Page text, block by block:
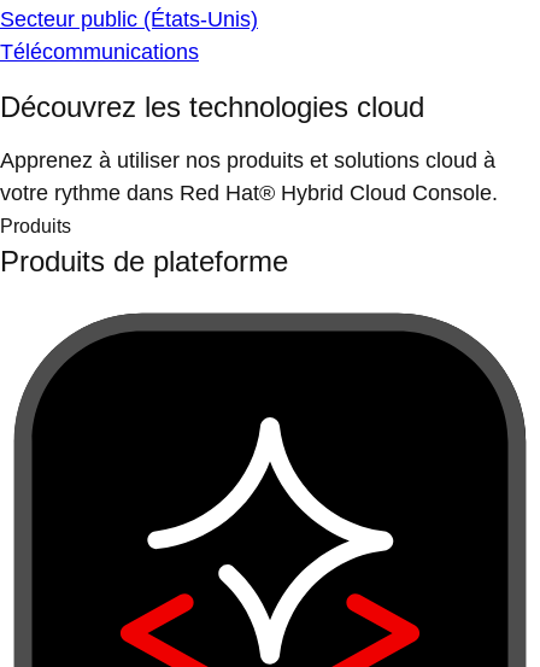
Secteur public (États-Unis)
Télécommunications
Découvrez les technologies cloud
Apprenez à utiliser nos produits et solutions cloud à
votre rythme dans Red Hat® Hybrid Cloud Console.
Produits
Produits de plateforme